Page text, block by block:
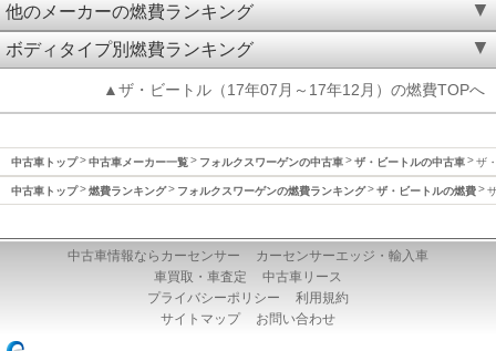
他のメーカーの燃費ランキング
ボディタイプ別燃費ランキング
▲ザ・ビートル（17年07月～17年12月）の燃費TOPへ
中古車トップ 中古車メーカー一覧 フォルクスワーゲンの中古車 ザ・ビートルの中古車 ザ
中古車トップ 燃費ランキング フォルクスワーゲンの燃費ランキング ザ・ビートルの燃費
中古車情報ならカーセンサー
カーセンサーエッジ・輸入車
車買取・車査定
中古車リース
プライバシーポリシー
利用規約
サイトマップ
お問い合わせ